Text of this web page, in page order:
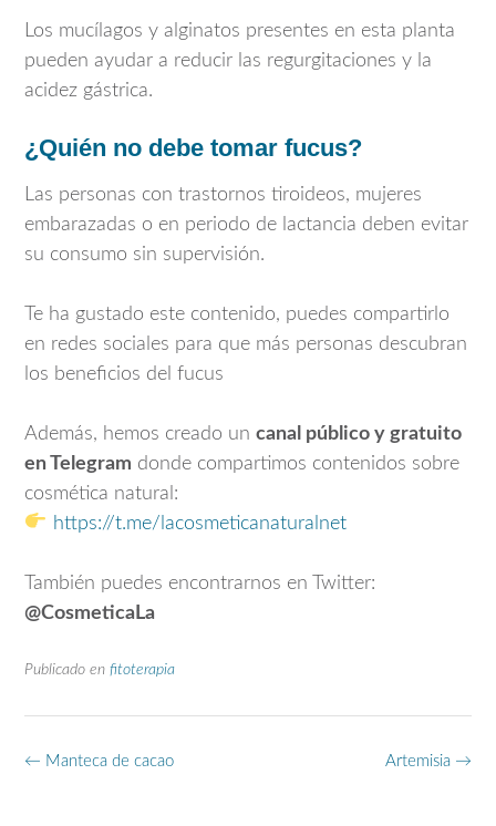
Los mucílagos y alginatos presentes en esta planta
pueden ayudar a reducir las regurgitaciones y la
acidez gástrica.
¿Quién no debe tomar fucus?
Las personas con trastornos tiroideos, mujeres
embarazadas o en periodo de lactancia deben evitar
su consumo sin supervisión.
Te ha gustado este contenido, puedes compartirlo
en redes sociales para que más personas descubran
los beneficios del fucus
Además, hemos creado un canal público y gratuito
en Telegram donde compartimos contenidos sobre
cosmética natural:
https://t.me/lacosmeticanaturalnet
También puedes encontrarnos en Twitter:
@CosmeticaLa
Publicado en fitoterapia
Navegación
Artemisia →
← Manteca de cacao